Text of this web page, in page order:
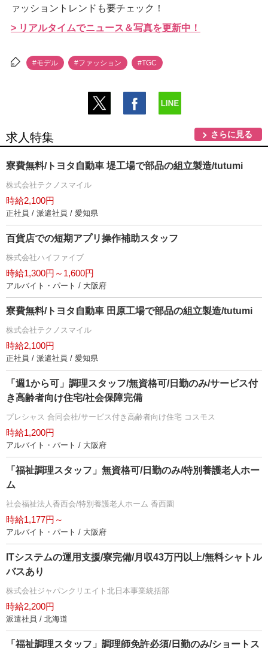
ァッショントレンドも要チェック！
> リアルタイムでニュース＆写真を更新中！
#モデル #ファッション #TGC
求人特集 さらに見る
寮費無料/トヨタ自動車 堤工場で部品の組立製造/tutumi
株式会社テクノスマイル
時給2,100円
正社員 / 派遣社員 / 愛知県
百貨店での短期アプリ操作補助スタッフ
株式会社ハイファイブ
時給1,300円～1,600円
アルバイト・パート / 大阪府
寮費無料/トヨタ自動車 田原工場で部品の組立製造/tutumi
株式会社テクノスマイル
時給2,100円
正社員 / 派遣社員 / 愛知県
「週1から可」調理スタッフ/無資格可/日勤のみ/サービス付
き高齢者向け住宅/社会保障完備
プレシャス 合同会社/サービス付き高齢者向け住宅 コスモス
時給1,200円
アルバイト・パート / 大阪府
「福祉調理スタッフ」無資格可/日勤のみ/特別養護老人ホー
ム
社会福祉法人香西会/特別養護老人ホーム 香西園
時給1,177円～
アルバイト・パート / 大阪府
ITシステムの運用支援/寮完備/月収43万円以上/無料シャトル
バスあり
株式会社ジャパンクリエイト北日本事業統括部
時給2,200円
派遣社員 / 北海道
「福祉調理スタッフ」調理師免許必須/日勤のみ/ショートス